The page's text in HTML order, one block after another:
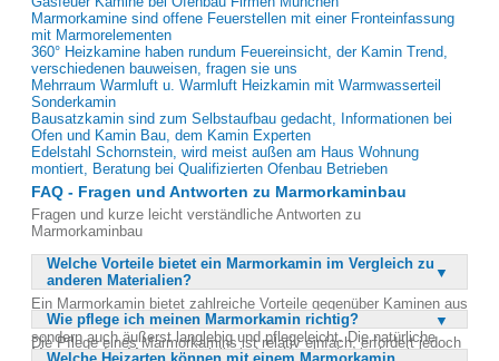
Marmorkamine sind offene Feuerstellen mit einer Fronteinfassung
mit Marmorelementen
360° Heizkamine haben rundum Feuereinsicht, der Kamin Trend,
verschiedenen bauweisen, fragen sie uns
Mehrraum Warmluft u. Warmluft Heizkamin mit Warmwasserteil
Sonderkamin
Bausatzkamin sind zum Selbstaufbau gedacht, Informationen bei
Ofen und Kamin Bau, dem Kamin Experten
Edelstahl Schornstein, wird meist außen am Haus Wohnung
montiert, Beratung bei Qualifizierten Ofenbau Betrieben
FAQ - Fragen und Antworten zu Marmorkaminbau
Fragen und kurze leicht verständliche Antworten zu
Marmorkaminbau
Welche Vorteile bietet ein Marmorkamin im Vergleich zu
anderen Materialien?
Ein Marmorkamin bietet zahlreiche Vorteile gegenüber Kaminen aus
anderen Materialien. Marmor ist nicht nur ästhetisch ansprechend,
sondern auch äußerst langlebig und pflegeleicht. Die natürliche
Maserung des Marmors verleiht jedem Kamin ein einzigartiges
Wie pflege ich meinen Marmorkamin richtig?
Die Pflege eines Marmorkamins ist relativ einfach, erfordert jedoch